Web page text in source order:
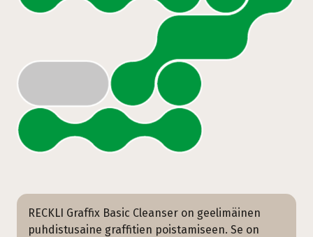
RECKLI Graffix Basic Cleanser on geelimäinen
puhdistusaine graffitien poistamiseen. Se on